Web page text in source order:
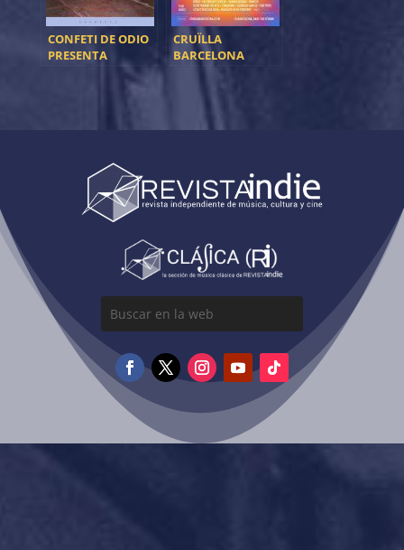
CONFETI DE ODIO
PRESENTA
CRUÏLLA
BARCELONA